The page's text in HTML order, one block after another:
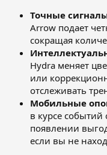
Точные
Arrow подает
сокращая
Hydra меняет
или
отслеживать
Мобильные
в курсе
появлении
если вы не